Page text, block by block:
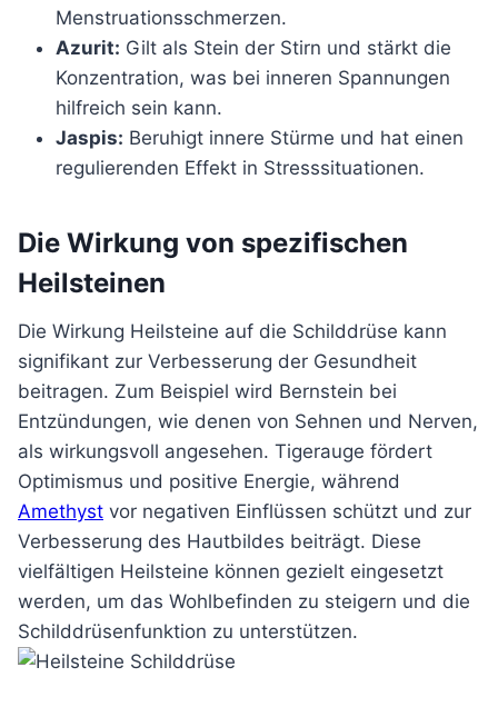
Menstruationsschmerzen.
Azurit: Gilt als Stein der Stirn und stärkt die
Konzentration, was bei inneren Spannungen
hilfreich sein kann.
Jaspis: Beruhigt innere Stürme und hat einen
regulierenden Effekt in Stresssituationen.
Die Wirkung von spezifischen
Heilsteinen
Die Wirkung Heilsteine auf die Schilddrüse kann
signifikant zur Verbesserung der Gesundheit
beitragen. Zum Beispiel wird Bernstein bei
Entzündungen, wie denen von Sehnen und Nerven,
als wirkungsvoll angesehen. Tigerauge fördert
Optimismus und positive Energie, während
Amethyst vor negativen Einflüssen schützt und zur
Verbesserung des Hautbildes beiträgt. Diese
vielfältigen Heilsteine können gezielt eingesetzt
werden, um das Wohlbefinden zu steigern und die
Schilddrüsenfunktion zu unterstützen.